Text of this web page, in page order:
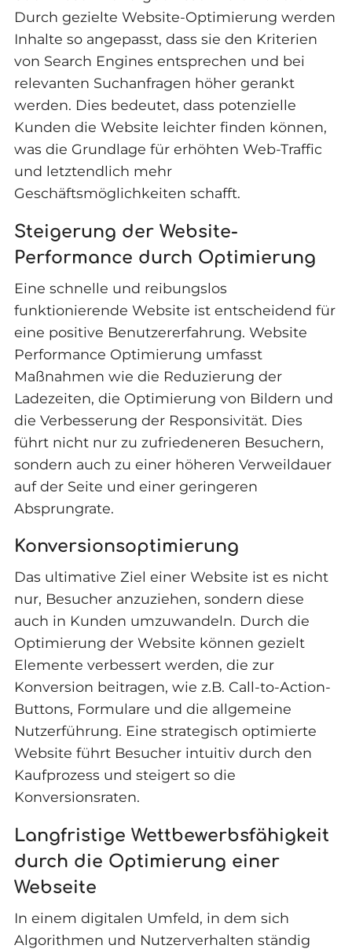
Durch gezielte Website-Optimierung werden
Inhalte so angepasst, dass sie den Kriterien
von Search Engines entsprechen und bei
relevanten Suchanfragen höher gerankt
werden. Dies bedeutet, dass potenzielle
Kunden die Website leichter finden können,
was die Grundlage für erhöhten Web-Traffic
und letztendlich mehr
Geschäftsmöglichkeiten schafft.
Steigerung der Website-
Performance durch Optimierung
Eine schnelle und reibungslos
funktionierende Website ist entscheidend für
eine positive Benutzererfahrung. Website
Performance Optimierung umfasst
Maßnahmen wie die Reduzierung der
Ladezeiten, die Optimierung von Bildern und
die Verbesserung der Responsivität. Dies
führt nicht nur zu zufriedeneren Besuchern,
sondern auch zu einer höheren Verweildauer
auf der Seite und einer geringeren
Absprungrate.
Konversionsoptimierung
Das ultimative Ziel einer Website ist es nicht
nur, Besucher anzuziehen, sondern diese
auch in Kunden umzuwandeln. Durch die
Optimierung der Website können gezielt
Elemente verbessert werden, die zur
Konversion beitragen, wie z.B. Call-to-Action-
Buttons, Formulare und die allgemeine
Nutzerführung. Eine strategisch optimierte
Website führt Besucher intuitiv durch den
Kaufprozess und steigert so die
Konversionsraten.
Langfristige Wettbewerbsfähigkeit
durch die Optimierung einer
Webseite
In einem digitalen Umfeld, in dem sich
Algorithmen und Nutzerverhalten ständig